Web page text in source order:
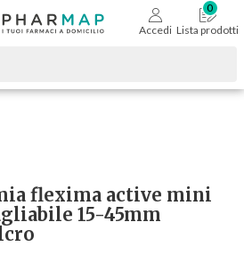
Accedi Lista prodotti
flexima active mini
15-45mm